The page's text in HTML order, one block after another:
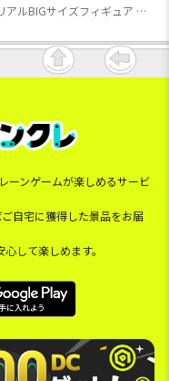
【Bグリーン】リアルBIGサイズフィギュア カマキリ2
ーンゲームが楽しめるサービ
自宅に獲得した景品をお届
して楽しめます。